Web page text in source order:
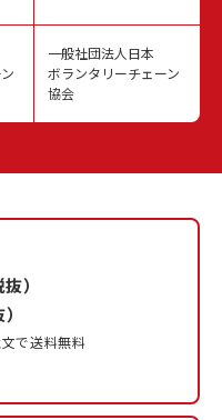
一般社団法人日本
ボランタリーチェーン
協会
）
で送料無料